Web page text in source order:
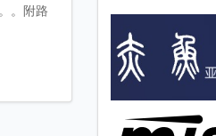
。附路